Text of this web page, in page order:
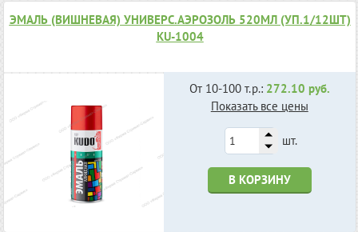
ЭМАЛЬ (ВИШНЕВАЯ) УНИВЕРС.АЭРОЗОЛЬ 520МЛ (УП.1/12ШТ)
KU-1004
От 10-100 т.р.: 272.10 руб.
Показать все цены
шт.
В КОРЗИНУ